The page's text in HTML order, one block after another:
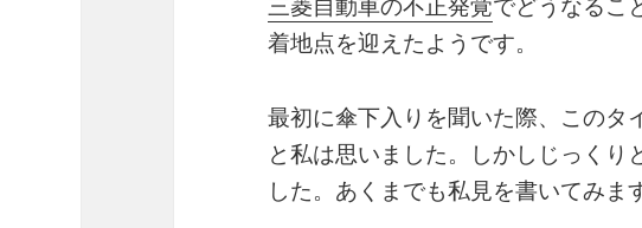
着地点を迎えたようです。
最初に傘下入りを聞いた際、このタ
と私は思いました。しかしじっくり
した。あくまでも私見を書いてみます